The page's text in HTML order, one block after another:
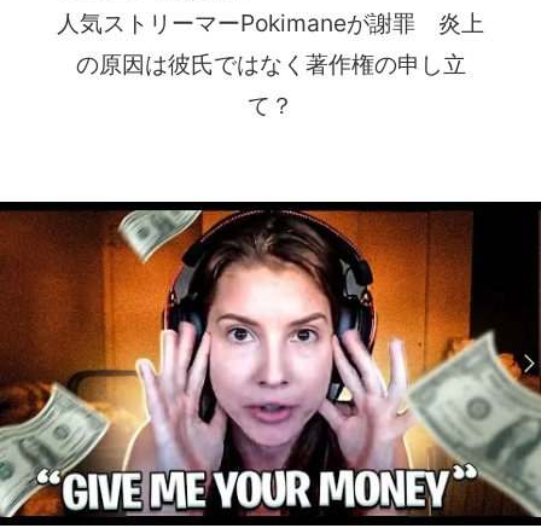
人気ストリーマーPokimaneが謝罪 炎上
の原因は彼氏ではなく著作権の申し立
て？